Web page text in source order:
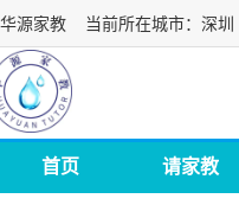
华源家教 当前所在城市：深圳
首页 请家教